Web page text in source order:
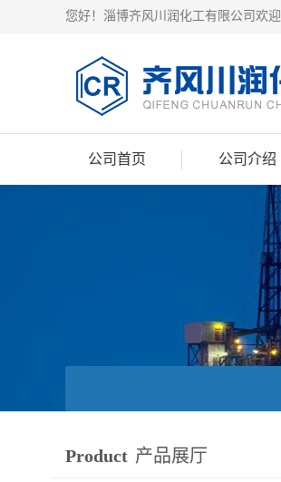
您好！淄博齐风川润化工有限公司欢迎
公司首页 公司介绍
Product 产品展厅